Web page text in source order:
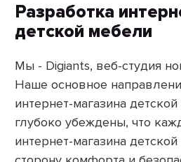
Разработка
детской мебели
Мы - Digiants, веб-студия
Наше основное
интернет-магазина
глубоко убеждены, что
интернет-магазина